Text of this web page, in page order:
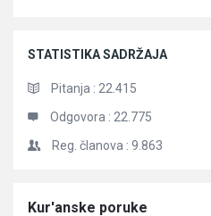
STATISTIKA SADRŽAJA
Pitanja : 22.415
Odgovora : 22.775
Reg. članova : 9.863
Članci
Kur'anske poruke